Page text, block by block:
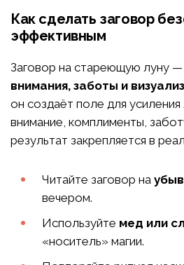
Как сделать заговор
эффективным
Заговор на стареющую луну
внимания, заботы и
он создаёт поле для
внимание, комплименты,
результат закрепляется в
Читайте заговор на
вечером.
Используйте мед или
«носитель» магии.